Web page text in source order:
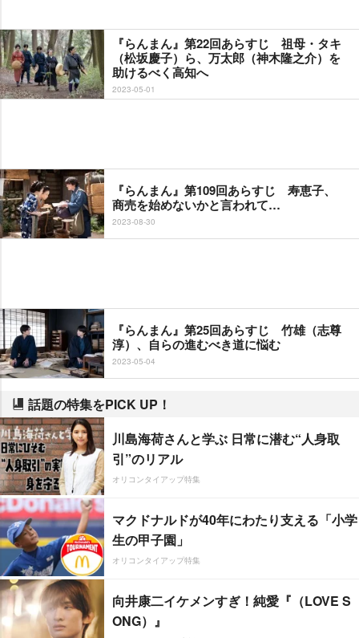
『らんまん』第22回あらすじ 祖母・タキ
（松坂慶子）ら、万太郎（神木隆之介）を
助けるべく高知へ
2023-05-01
『らんまん』第109回あらすじ 寿恵子、
商売を始めないかと言われて…
2023-08-30
『らんまん』第25回あらすじ 竹雄（志尊
淳）、自らの進むべき道に悩む
2023-05-04
話題の特集をPICK UP！
川島海荷さんと学ぶ 日常に潜む“人身取
引”のリアル
オリコンタイアップ特集
マクドナルドが40年にわたり支える「小学
生の甲子園」
オリコンタイアップ特集
向井康二イケメンすぎ！純愛『（LOVE S
ONG）』